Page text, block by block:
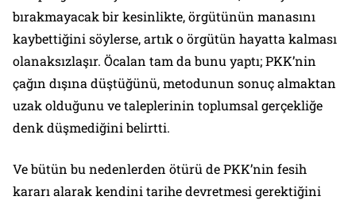
bırakmayacak bir kesinlikte, örgütünün manasını
kaybettiğini söylerse, artık o örgütün hayatta kalması
olanaksızlaşır. Öcalan tam da bunu yaptı; PKK’nin
çağın dışına düştüğünü, metodunun sonuç almaktan
uzak olduğunu ve taleplerinin toplumsal gerçekliğe
denk düşmediğini belirtti.
Ve bütün bu nedenlerden ötürü de PKK’nin fesih
kararı alarak kendini tarihe devretmesi gerektiğini